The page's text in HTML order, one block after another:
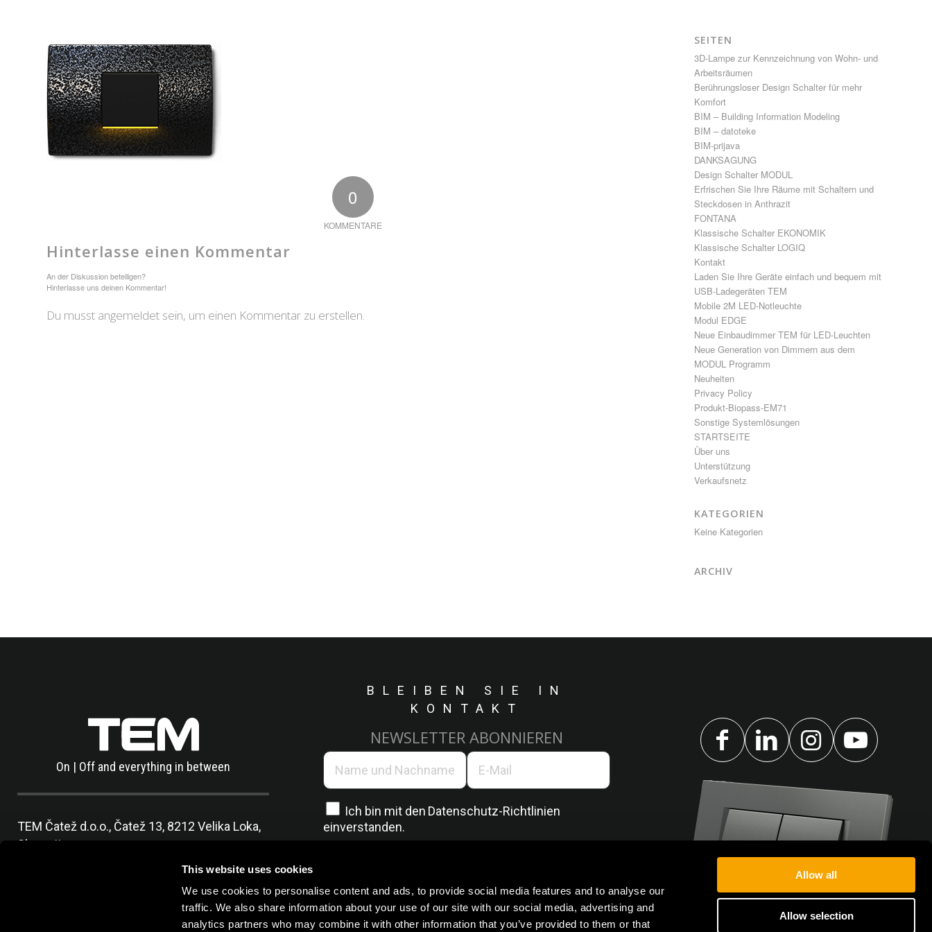
This website uses cookies
We use cookies to personalise content and ads, to provide social media features and to analyse our
traffic. We also share information about your use of our site with our social media, advertising and
analytics partners who may combine it with other information that you’ve provided to them or that
Allow all
Allow selection
0
KOMMENTARE
Hinterlasse einen Kommentar
An der Diskussion beteiligen?
Hinterlasse uns deinen Kommentar!
Du musst angemeldet sein, um einen Kommentar zu erstellen.
SEITEN
3D-Lampe zur Kennzeichnung von Wohn- und
Arbeitsräumen
Berührungsloser Design Schalter für mehr
Komfort
BIM – Building Information Modeling
BIM – datoteke
BIM-prijava
DANKSAGUNG
Design Schalter MODUL
Erfrischen Sie Ihre Räume mit Schaltern und
Steckdosen in Anthrazit
FONTANA
Klassische Schalter EKONOMIK
Klassische Schalter LOGIQ
Kontakt
Laden Sie Ihre Geräte einfach und bequem mit
USB-Ladegeräten TEM
Mobile 2M LED-Notleuchte
Modul EDGE
Neue Einbaudimmer TEM für LED-Leuchten
Neue Generation von Dimmern aus dem
MODUL Programm
Neuheiten
Privacy Policy
Produkt-Biopass-EM71
Sonstige Systemlösungen
STARTSEITE
Über uns
Unterstützung
Verkaufsnetz
KATEGORIEN
Keine Kategorien
ARCHIV
On | Off and everything in between
TEM Čatež d.o.o., Čatež 13, 8212 Velika Loka,
Slovenija
info@tem.si
BLEIBEN SIE IN
KONTAKT
NEWSLETTER ABONNIEREN
Ich bin mit den Datenschutz-Richtlinien
einverstanden.